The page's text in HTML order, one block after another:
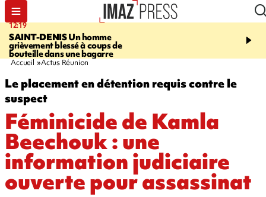
12:19
SAINT-DENISUn homme
grièvement blessé à coups de
bouteille dans une bagarre
20:01
A RETENIR CE SOIR
travail, bagarre à la
Accueil Actus Réunion
Le placement en détention requis contre le
suspect
Féminicide de Kamla
Beechouk : une
information judiciaire
ouverte pour assassinat